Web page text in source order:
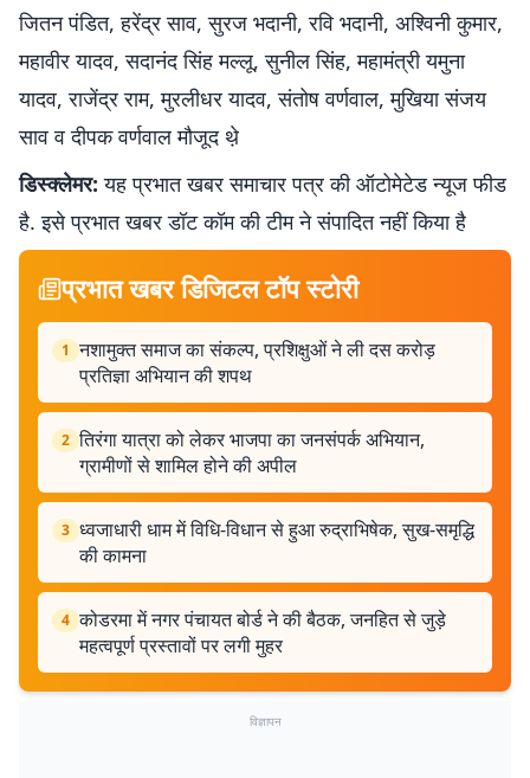
जितन पंडित, हरेंद्र साव, सुरज भदानी, रवि भदानी, अश्विनी कुमार,
महावीर यादव, सदानंद सिंह मल्लू, सुनील सिंह, महामंत्री यमुना
यादव, राजेंद्र राम, मुरलीधर यादव, संतोष वर्णवाल, मुखिया संजय
साव व दीपक वर्णवाल मौजूद थे़
डिस्क्लेमर: यह प्रभात खबर समाचार पत्र की ऑटोमेटेड न्यूज फीड
है. इसे प्रभात खबर डॉट कॉम की टीम ने संपादित नहीं किया है
प्रभात खबर डिजिटल टॉप स्टोरी
1 नशामुक्त समाज का संकल्प, प्रशिक्षुओं ने ली दस करोड़
प्रतिज्ञा अभियान की शपथ
2 तिरंगा यात्रा को लेकर भाजपा का जनसंपर्क अभियान,
ग्रामीणों से शामिल होने की अपील
3 ध्वजाधारी धाम में विधि-विधान से हुआ रुद्राभिषेक, सुख-समृद्धि
की कामना
4 कोडरमा में नगर पंचायत बोर्ड ने की बैठक, जनहित से जुड़े
महत्वपूर्ण प्रस्तावों पर लगी मुहर
विज्ञापन